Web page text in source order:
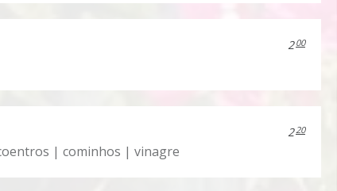
2 00
2 20
| cominhos | vinagre